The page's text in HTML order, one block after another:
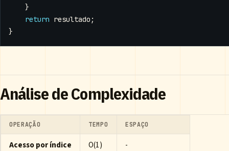
}
return resultado ;
}
Análise de Complexidade
OPERAÇÃO TEMPO ESPAÇO
Acesso por índice O(1)
-